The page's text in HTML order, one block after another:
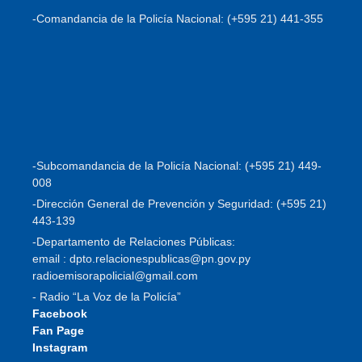
-Comandancia de la Policía Nacional: (+595 21) 441-355
-Subcomandancia de la Policía Nacional: (+595 21) 449-
008
-Dirección General de Prevención y Seguridad: (+595 21)
443-139
-Departamento de Relaciones Públicas:
email : dpto.relacionespublicas@pn.gov.py
radioemisorapolicial@gmail.com
- Radio “La Voz de la Policía”
Facebook
Fan Page
Instagram